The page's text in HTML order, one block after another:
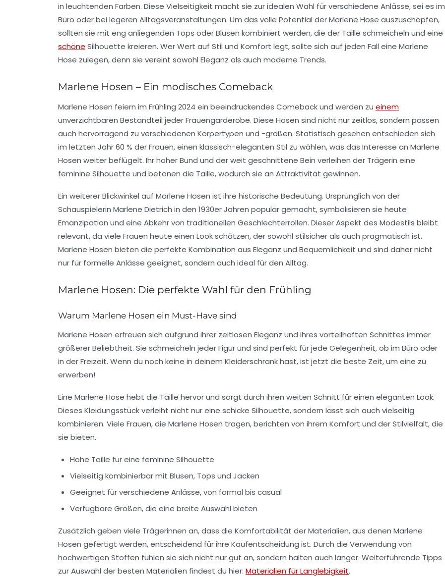
in leuchtenden Farben. Diese Vielseitigkeit macht sie zur idealen Wahl für verschiedene Anlässe, sei es im
Büro oder bei legeren Alltagsveranstaltungen. Um das volle Potential der Marlene Hose auszuschöpfen,
sollten sie mit eng anliegenden Tops oder Blusen kombiniert werden, die der Taille schmeicheln und eine
schöne Silhouette kreieren. Wer Wert auf Stil und Komfort legt, sollte sich auf jeden Fall eine Marlene
Hose zulegen, denn sie vereint sowohl Eleganz als auch moderne Trends.
Marlene Hosen – Ein modisches Comeback
Marlene Hosen feiern im Frühling 2024 ein beeindruckendes Comeback und werden zu einem
unverzichtbaren Bestandteil jederFrauengarderobe. Diese Hosen sind nicht nur zeitlos, sondern passen
auch hervorragend zu verschiedenen Körpertypen und -größen. Statistisch gesehen entschieden sich
im letzten Jahr 60 % der Frauen, einen klassisch-eleganten Stil zu wählen, was das Interesse an Marlene
Hosen weiter beflügelt. Ihrhoher Bund und derweit geschnittene Bein verleihen der Trägerin eine
feminine Silhouette und betonen die Taille, wodurch sie an Attraktivität gewinnen.
Ein weiterer Blickwinkel auf Marlene Hosen ist ihre historische Bedeutung. Ursprünglich von der
Schauspielerin Marlene Dietrich in den 1930er Jahren populär gemacht, symbolisieren sie heute
Emanzipation und eine Abkehr von traditionellen Geschlechterrollen. Dieser Aspekt des Modestils bleibt
relevant, da viele Frauen heute einen Look schätzen, der sowohl stilsicherals auch pragmatisch ist.
Marlene Hosen bieten die perfekte Kombination aus Eleganz und Bequemlichkeit und sind daher nicht
nur für formelle Anlässe geeignet, sondern auch ideal für den Alltag.
Marlene Hosen: Die perfekte Wahl für den Frühling
Warum Marlene Hosen ein Must-Have sind
Marlene Hosen erfreuen sich aufgrund ihrer zeitlosen Eleganz und ihres vorteilhaften Schnittes immer
größerer Beliebtheit. Sie schmeicheln jeder Figur und sind perfekt für jede Gelegenheit, ob im Büro oder
in der Freizeit. Wenn du noch keine in deinem Kleiderschrank hast, ist jetzt die beste Zeit, um eine zu
erwerben!
Eine Marlene Hose hebt die Taille hervor und sorgt durch ihren weiten Schnitt für einen eleganten Look.
Dieses Kleidungsstück verleiht nicht nur eine schicke Silhouette, sondern lässt sich auch vielseitig
kombinieren. Viele Frauen, die Marlene Hosen tragen, berichten von ihrem Komfort und derStilvielfalt, die
sie bieten.
Hohe Taille für eine feminine Silhouette
Vielseitig kombinierbar mit Blusen, Tops und Jacken
Geeignet für verschiedene Anlässe, von formal bis casual
Verfügbare Größen, die eine breite Auswahl bieten
Zusätzlich geben viele Trägerinnen an, dass die Komfortabilität der Materialien, aus denen Marlene
Hosen gefertigt werden, entscheidend für ihre Kaufentscheidung ist. Durch die Verwendung von
hochwertigen Stoffen fühlen sie sich nicht nur gut an, sondern halten auch länger. Weiterführende Tipps
zur Auswahl derbesten Materialien findest du hier: Materialien für Langlebigkeit.